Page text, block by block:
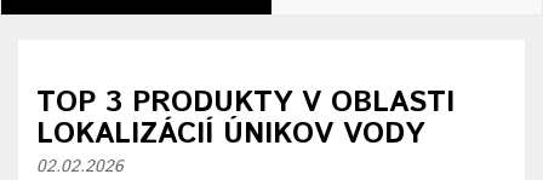
TOP 3 PRODUKTY V OBLASTI
LOKALIZÁCIÍ ÚNIKOV VODY
02.02.2026